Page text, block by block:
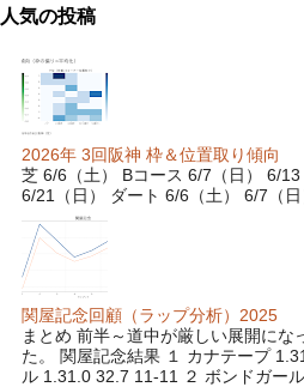
人気の投稿
2026年 3回阪神 枠＆位置取り傾向
芝 6/6（土） Bコース 6/7（日） 6/13
6/21（日） ダート 6/6（土） 6/7（日
関屋記念回顧（ラップ分析）2025
まとめ 前半～道中が厳しい展開に
た。 関屋記念結果 １ カナテープ
ル 1.31.0 32.7 11-11 ２ ボンドガー